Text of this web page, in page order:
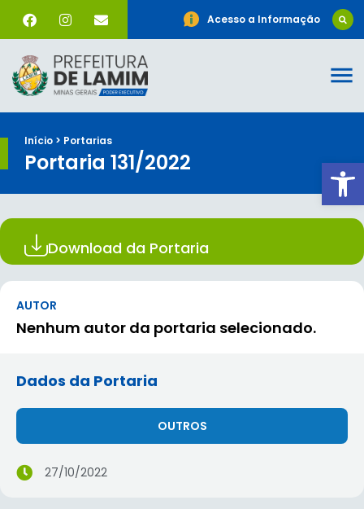
Acesso a Informação
Início > Portarias
Portaria 131/2022
Download da Portaria
AUTOR
Nenhum autor da portaria selecionado.
Dados da Portaria
OUTROS
27/10/2022